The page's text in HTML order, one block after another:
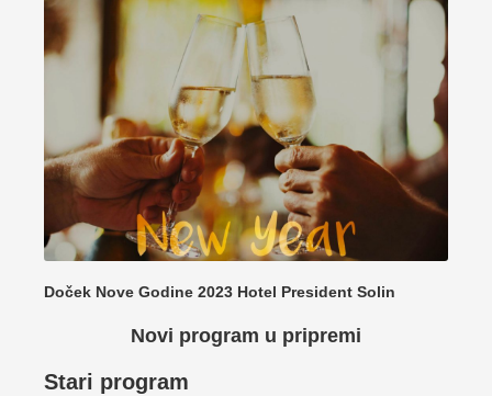
Doček Nove Godine 2023 Hotel President Solin
Novi program u pripremi
Stari program